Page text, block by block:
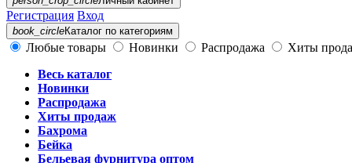
Регистрация Вход
book_circleКаталог по категориям
Любые товары Новинки Распродажа
Хиты
Весь каталог
Новинки
Распродажа
Хиты продаж
Бахрома
Бейка
Бельевая фурнитура оптом